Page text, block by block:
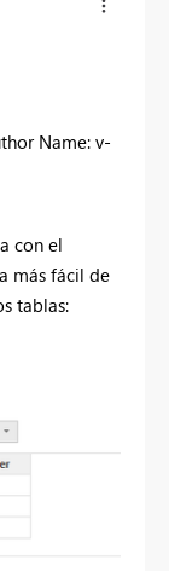
Name: v-
con el
más fácil de
tablas: